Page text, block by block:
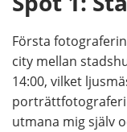
Första
city mellan
14:00, vilket
utmana mig själv